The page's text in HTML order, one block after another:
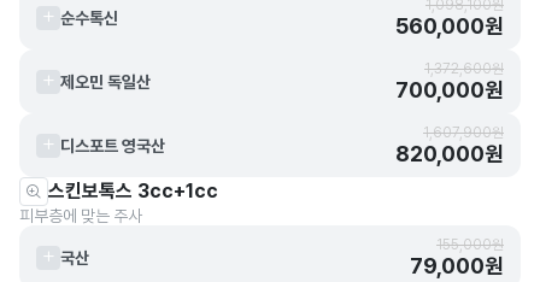
순수톡신
1,098,100원
560,000원
제오민 독일산
1,372,600원
700,000원
디스포트 영국산
1,607,900원
820,000원
스킨보톡스 3cc+1cc
피부층에 맞는 주사
국산
155,000원
79,000원